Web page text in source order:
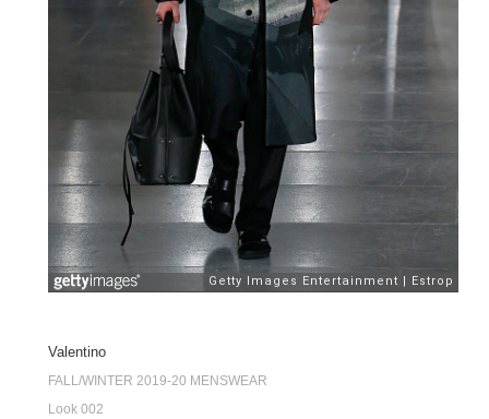
Valentino
FALL/WINTER 2019-20 MENSWEAR
Look 002